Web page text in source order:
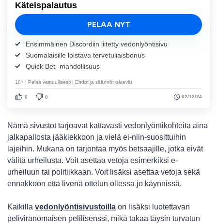
02/12/24
Käteispalautus
Ensimmäinen Discordiin liitetty vedonlyöntisivu
Suomalaisille loistava tervetuliaisbonus
Quick Bet -mahdollisuus
PELAA NYT
0 0
18+ | Pelaa vastuullisesti | Ehdot ja säännöt pätevät
Nämä sivustot tarjoavat kattavasti vedonlyöntikohteita aina
jalkapallosta jääkiekkoon ja vielä ei-niin-suosittuihin
lajeihin. Mukana on tarjontaa myös betsaajille, jotka eivät
välitä urheilusta. Voit asettaa vetoja esimerkiksi e-
urheiluun tai politiikkaan. Voit lisäksi asettaa vetoja sekä
ennakkoon että livenä ottelun ollessa jo käynnissä.
Kaikilla vedonlyöntisivustoilla on lisäksi luotettavan
peliviranomaisen pelilisenssi, mikä takaa täysin turvatun